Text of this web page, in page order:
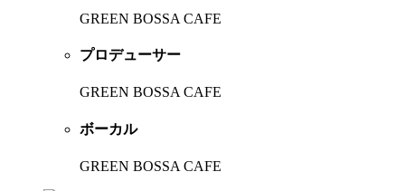
GREEN BOSSA CAFE
プロデューサー
GREEN BOSSA CAFE
ボーカル
GREEN BOSSA CAFE